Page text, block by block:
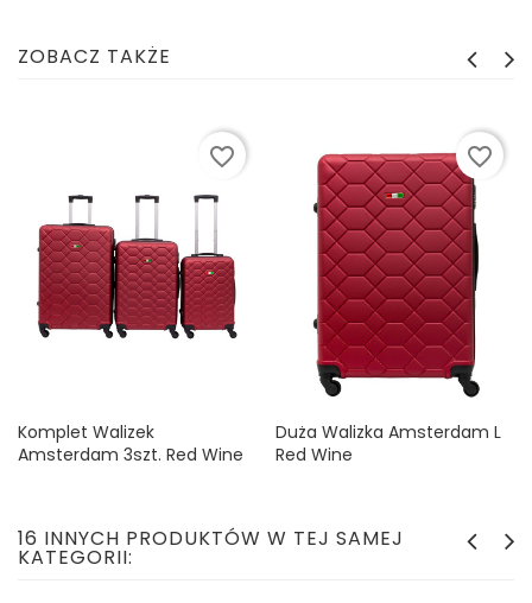
ZOBACZ TAKŻE
Komplet Walizek
Amsterdam 3szt. Red Wine
favorite_border
Duża Walizka Amsterdam L
Red Wine
favorite_border
16 INNYCH PRODUKTÓW W TEJ SAMEJ
KATEGORII: